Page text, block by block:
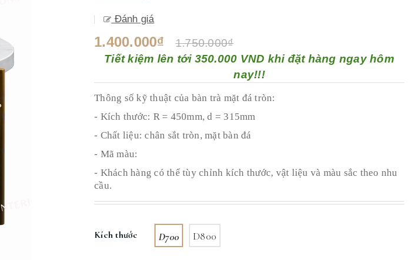
Đánh giá
1.400.000₫
1.750.000₫
Tiết kiệm lên tới 350.000 VND khi đặt hàng ngay hôm
nay!!!
Thông số kỹ thuật của bàn trà mặt đá tròn:
- Kích thước: R = 450mm, d = 315mm
- Chất liệu: chân sắt tròn, mặt bàn đá
- Mã màu:
- Khách hàng có thể tùy chỉnh kích thước, vật liệu và màu sắc theo nhu
cầu.
Kích thước D700 D800